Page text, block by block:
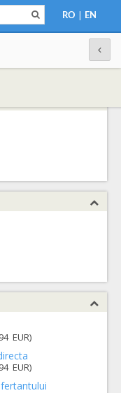
RO | EN
EUR)
EUR)